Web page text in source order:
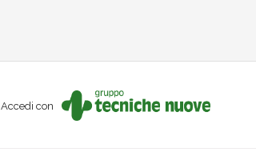
Accedi con